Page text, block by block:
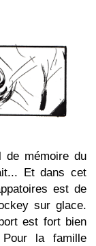
mémoire du
Et dans cet
est de
sur glace.
est fort bien
la famille